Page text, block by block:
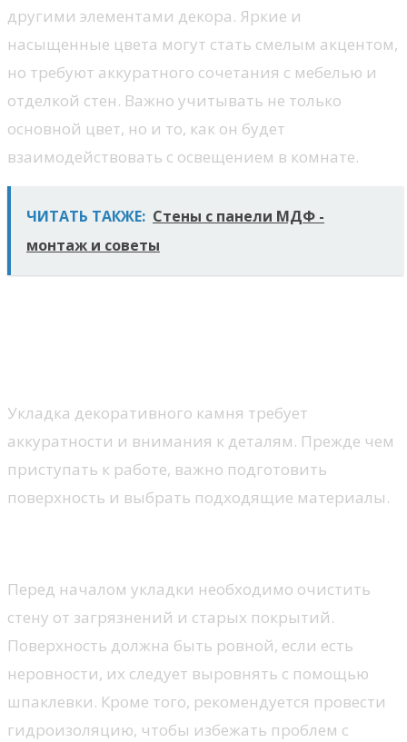
другими элементами декора. Яркие и
насыщенные цвета могут стать смелым акцентом,
но требуют аккуратного сочетания с мебелью и
отделкой стен. Важно учитывать не только
основной цвет, но и то, как он будет
взаимодействовать с освещением в комнате.
ЧИТАТЬ ТАКЖЕ: Стены с панели МДФ -
монтаж и советы
Укладка декоративного камня требует
аккуратности и внимания к деталям. Прежде чем
приступать к работе, важно подготовить
поверхность и выбрать подходящие материалы.
Перед началом укладки необходимо очистить
стену от загрязнений и старых покрытий.
Поверхность должна быть ровной, если есть
неровности, их следует выровнять с помощью
шпаклевки. Кроме того, рекомендуется провести
гидроизоляцию, чтобы избежать проблем с